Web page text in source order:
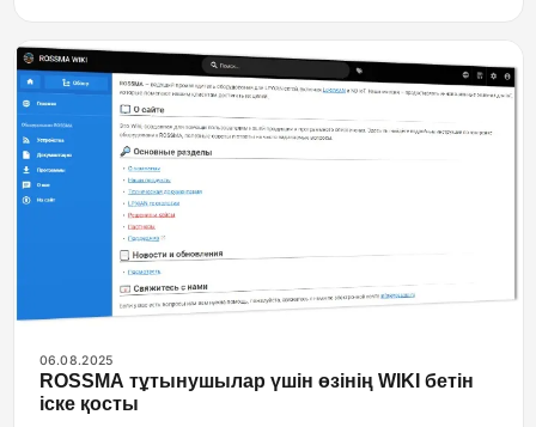
06.08.2025
ROSSMA тұтынушылар үшін өзінің WIKI бетін
іске қосты